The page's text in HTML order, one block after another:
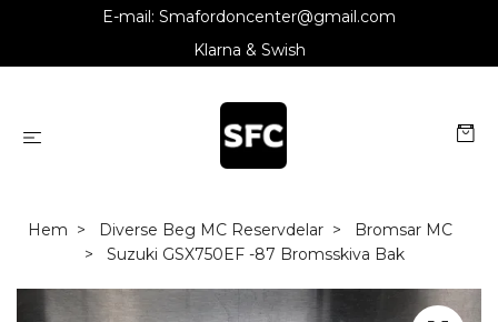
E-mail: Smafordoncenter@gmail.com
Klarna & Swish
Hem Diverse Beg MC Reservdelar
Bromsar MC
Suzuki GSX750EF -87 Bromsskiva Bak